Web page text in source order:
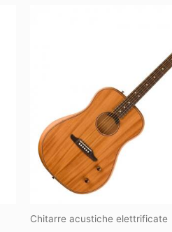
Chitarre acustiche elettrificate